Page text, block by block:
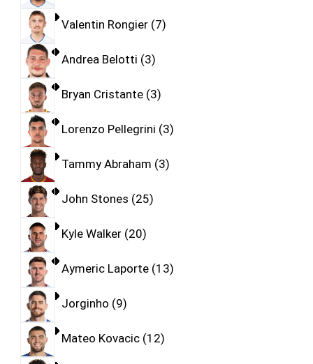
Valentin Rongier 7
Andrea Belotti 3
Bryan Cristante 3
Lorenzo Pellegrini 3
Tammy Abraham 3
John Stones 25
Kyle Walker 20
Aymeric Laporte 13
Jorginho 9
Mateo Kovacic 12